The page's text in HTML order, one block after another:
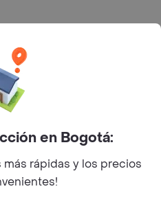
en Bogotá:
rápidas y los precios